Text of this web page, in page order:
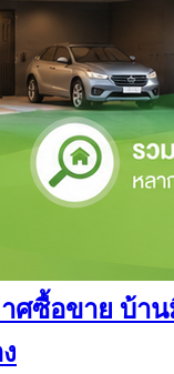
ศซื้อขาย บ้